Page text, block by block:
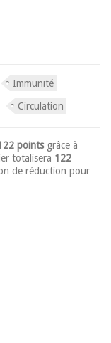
Immunité
Circulation
pointsgrâce à
totalisera 122
de réduction pour